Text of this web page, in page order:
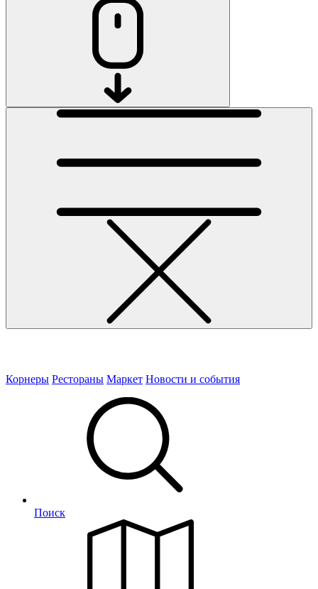
Корнеры Рестораны Маркет Новости и события
Поиск